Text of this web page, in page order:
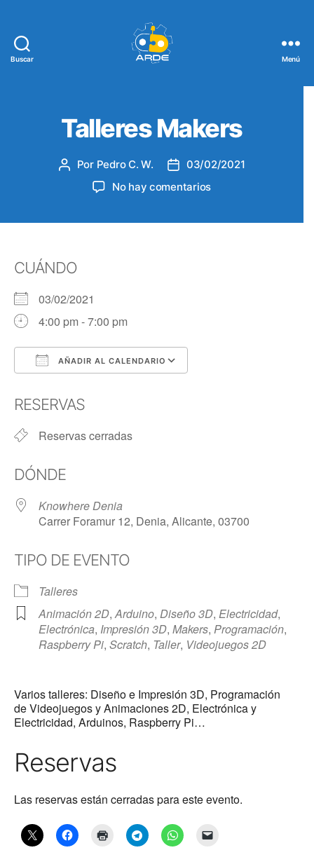
Buscar Menú
Talleres Makers
Autor
Por Pedro C. W.
Fecha
de
la
03/02/2021
No hay comentariosen
CUÁNDO
03/02/2021
4:00 pm - 7:00 pm
AÑADIR AL CALENDARIO
RESERVAS
Reservas cerradas
DÓNDE
Knowhere Denia
Carrer Foramur 12, Denia, Alicante, 03700
TIPO DE EVENTO
Talleres
Animación 2D,Arduino, Diseño 3D, Electricidad,
Electrónica, Impresión 3D, Makers, Programación,
Raspberry Pi, Scratch, Taller, Videojuegos 2D
Varios talleres: Diseño e Impresión 3D, Programación
de Videojuegos y Animaciones 2D, Electrónica y
Electricidad, Arduinos, Raspberry Pi…
Reservas
Las reservas están cerradas para este evento.